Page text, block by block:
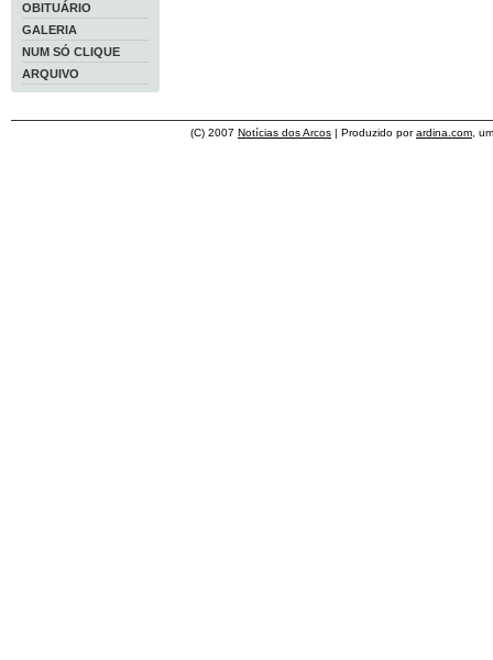
OBITUÁRIO
GALERIA
NUM SÓ CLIQUE
ARQUIVO
(C) 2007 Notícias dos Arcos | Produzido porardina.com ,